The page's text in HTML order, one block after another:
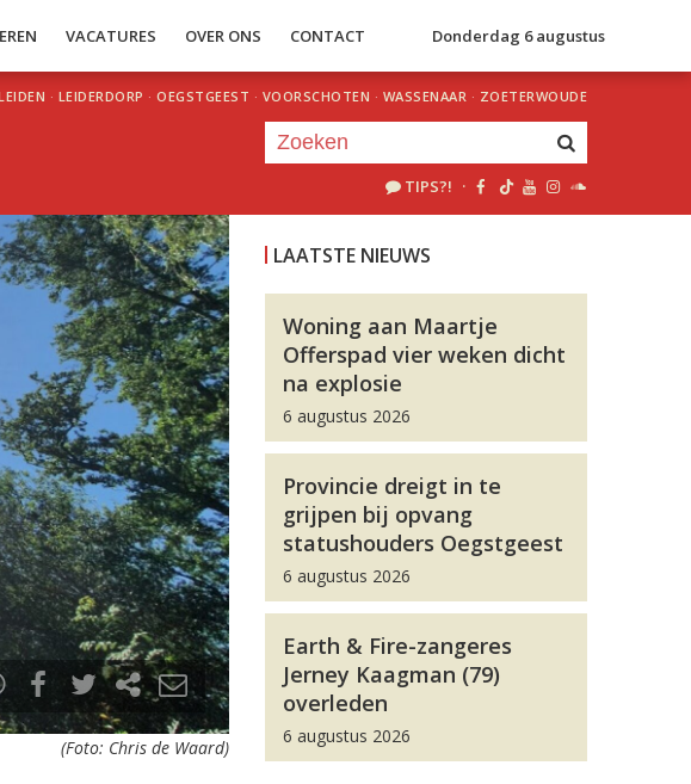
VACATURES OVER ONS CONTACT Donderdag 6 augustus
· LEIDERDORP · OEGSTGEEST · VOORSCHOTEN · WASSENAAR · ZOETERWOUDE
TIPS?! ·
(Foto: Chris de Waard)
LAATSTE NIEUWS
Woning aan Maartje
Offerspad vier weken dicht
na explosie
6 augustus 2026
Provincie dreigt in te
grijpen bij opvang
statushouders Oegstgeest
6 augustus 2026
Earth & Fire-zangeres
Jerney Kaagman (79)
overleden
6 augustus 2026